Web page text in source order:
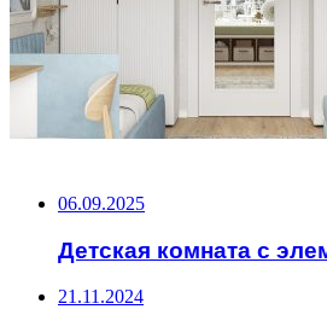
06.09.2025
Детская комната с
21.11.2024